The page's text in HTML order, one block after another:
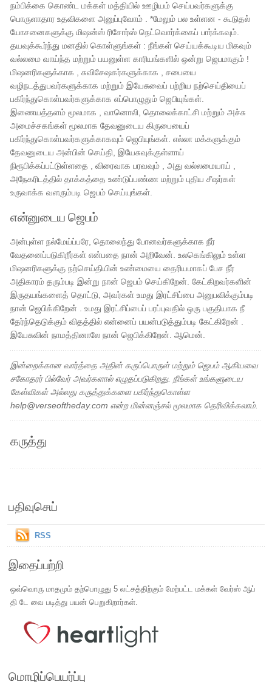
நம்பிக்கை கொண்ட மக்கள் மத்தியில் ஊழியம் செய்பவர்களுக்கு
பொருளாதார உதவிகளை அனுப்புவோம் . *மேலும் பல உள்ளன - கூடுதல்
யோசனைகளுக்கு மிஷன்ஸ் ரிசோர்ஸ் நெட்வொர்க்கைப் பார்க்கவும்.
தயவுக்கூர்ந்து மனதில் கொள்ளுங்கள் : நீங்கள் செய்யக்கூடிய மிகவும்
வல்லமை வாய்ந்த மற்றும் பயனுள்ள காரியங்களில் ஒன்று ஜெபமாகும் !
மிஷனரிகளுக்காக , சுவிசேஷகர்களுக்காக , சபையை
வழிநடத்துபவர்களுக்காக மற்றும் இயேசுவைப் பற்றிய நற்செய்தியைப்
பகிர்ந்துகொள்பவர்களுக்காக எப்பொழுதும் ஜெபியுங்கள்.
இணையத்தளம் மூலமாக , வானொலி, தொலைக்காட்சி மற்றும் அச்சு
அமைச்சகங்கள் மூலமாக தேவனுடைய கிருபையைப்
பகிர்ந்துகொள்பவர்களுக்காகவும் ஜெபியுங்கள். எல்லா மக்களுக்கும்
தேவனுடைய அன்பின் செய்தி, இயேசுவுக்குள்ளாய்
நிரூபிக்கப்பட்டுள்ளதை , விரைவாக பரவவும் , அது வல்லமையாய் ,
அநேகரிடத்தில் தாக்கத்தை உண்டுப்பண்ண மற்றும் புதிய சீஷர்கள்
உருவாக்க வளரும்படி ஜெபம் செய்யுங்கள்.
என்னுடைய ஜெபம்
அன்புள்ள நல்மேய்ப்பரே, தொலைந்து போனவர்களுக்காக நீர்
வேதனைப்படுகிறீர்கள் என்பதை நான் அறிவேன். உலகெங்கிலும் உள்ள
மிஷனரிகளுக்கு நற்செய்தியின் உண்மையை தைரியமாகப் பேச நீர்
அதிகாரம் தரும்படி இன்று நான் ஜெபம் செய்கிறேன். கேட்கிறவர்களின்
இருதயங்களைத் தொட்டு, அவர்கள் உமது இரட்சிப்பை அனுபவிக்கும்படி
நான் ஜெபிக்கிறேன் . உமது இரட்சிப்பைப் பரப்புவதில் ஒரு பகுதியாக நீ
தேர்ந்தெடுக்கும் விதத்தில் என்னைப் பயன்படுத்தும்படி கேட்கிறேன் .
இயேசுவின் நாமத்தினாலே நான் ஜெபிக்கிறேன். ஆமென்.
இன்றைக்கான வார்த்தை அதின் கருப்பொருள் மற்றும் ஜெபம் ஆகியவை
சகோதரர் பில்வேர் அவர்களால் எழுதப்படுகிறது. நீங்கள் உங்களுடைய
கேள்விகள் அல்லது கருத்துக்களை பகிர்ந்துகொள்ள
help@verseoftheday.com என்ற மின்னஞ்சல் மூலமாக தெரிவிக்கலாம்.
கருத்து
பதிவுசெய்
RSS
இதைப்பற்றி
ஒவ்வொரு மாதமும் தற்பொழுது 5 லட்சத்திற்கும் மேற்பட்ட மக்கள் வேர்ஸ் ஆப்
தி டே வை படித்து பயன் பெறுகிறார்கள்.
மொழிப்பெயர்ப்பு